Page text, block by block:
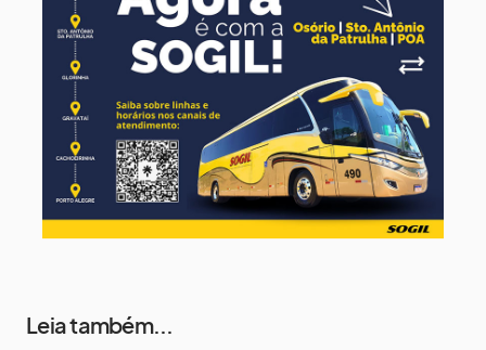
11 de agosto
Terça-Feira 15° 8°
12 de agosto
Quarta-Feira 15° 8°
Leia também...